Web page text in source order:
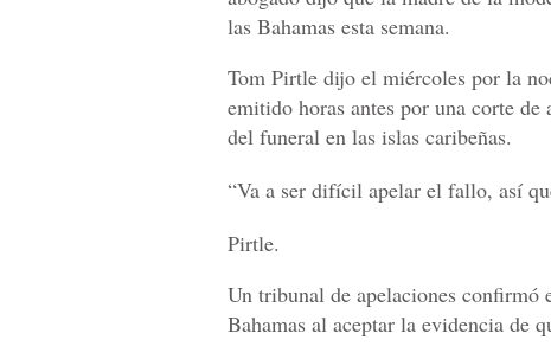
las Bahamas esta semana.
Tom Pirtle dijo el miércoles por la
emitido horas antes por una corte
del funeral en las islas caribeñas.
“Va a ser difícil apelar el fallo, así
Pirtle.
Un tribunal de apelaciones
Bahamas al aceptar la evidencia de